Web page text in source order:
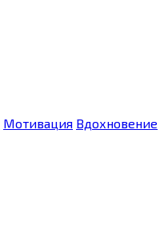
Мотивация Вдохновение